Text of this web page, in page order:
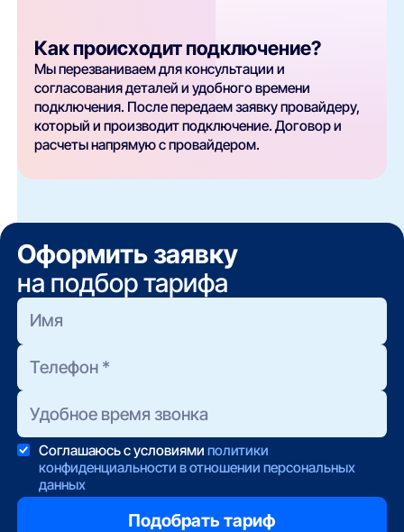
Как происходит подключение?
Мы перезваниваем для консультации и
согласования деталей и удобного времени
подключения. После передаем заявку провайдеру,
который и производит подключение. Договор и
расчеты напрямую с провайдером.
Оформить заявку
на подбор тарифа
Соглашаюсь с условиями политики
конфиденциальности в отношении персональных
данных